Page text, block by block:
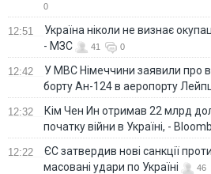
0
12:51
Україна ніколи не визнає
- МЗС
41 0
12:42
У МВС Німеччини заявили про
борту Ан-124 в аеропорту
12:32
Кім Чен Ин отримав 22 млрд
початку війни в Україні, -
12:22
ЄС затвердив нові санкції
масовані удари по Україні
46